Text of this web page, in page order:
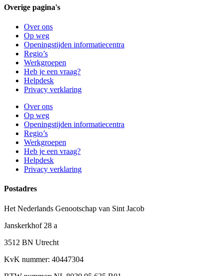
Overige pagina's
Over ons
Op weg
Openingstijden informatiecentra
Regio’s
Werkgroepen
Heb je een vraag?
Helpdesk
Privacy verklaring
Over ons
Op weg
Openingstijden informatiecentra
Regio’s
Werkgroepen
Heb je een vraag?
Helpdesk
Privacy verklaring
Postadres
Het Nederlands Genootschap van Sint Jacob
Janskerkhof 28 a
3512 BN Utrecht
KvK nummer: 40447304